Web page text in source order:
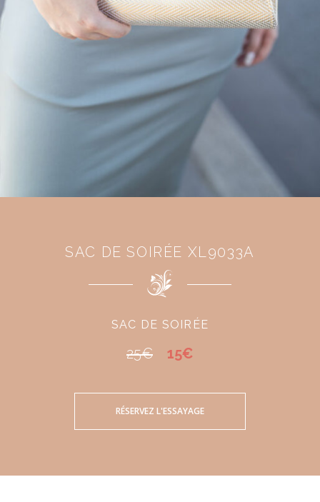
SAC DE SOIRÉE XL9033A
SAC DE SOIRÉE
25€ 15€
RÉSERVEZ L'ESSAYAGE